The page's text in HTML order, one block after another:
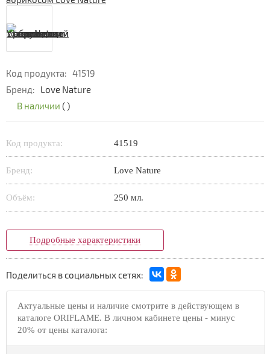
Код продукта: 41519
Бренд:
Love Nature
В наличии ()
Код продукта: 41519
Бренд: Love Nature
Объём: 250 мл.
Подробные характеристики
Поделиться в социальных сетях:
Актуальные цены и наличие смотрите в действующем в
каталоге ORIFLAME. В личном кабинете цены - минус
20% от цены каталога: